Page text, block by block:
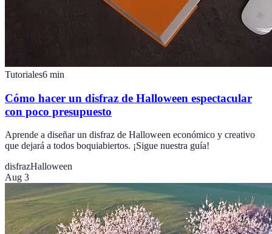
Tutoriales6 min
Cómo hacer un disfraz de Halloween espectacular
con poco presupuesto
Aprende a diseñar un disfraz de Halloween económico y creativo
que dejará a todos boquiabiertos. ¡Sigue nuestra guía!
disfrazHalloween
Aug 3